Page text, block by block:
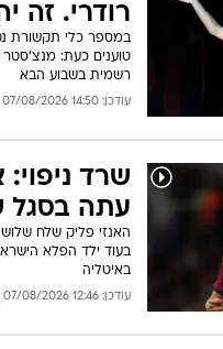
רודרי. זה
רשמית בשבוע הבא
עודכן: 14:50 07/08/2026
שרד ניפוי:
עתה בסגל
האנזי פליק שלח
בעוד ילד הפלא
באיטליה
עודכן: 12:46 07/08/2026